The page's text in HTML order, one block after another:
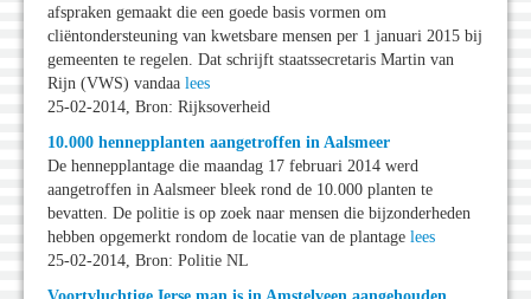
afspraken gemaakt die een goede basis vormen om
cliëntondersteuning van kwetsbare mensen per 1 januari 2015 bij
gemeenten te regelen. Dat schrijft staatssecretaris Martin van
Rijn (VWS) vandaa lees
25-02-2014, Bron: Rijksoverheid
10.000 hennepplanten aangetroffen in Aalsmeer
De hennepplantage die maandag 17 februari 2014 werd
aangetroffen in Aalsmeer bleek rond de 10.000 planten te
bevatten. De politie is op zoek naar mensen die bijzonderheden
hebben opgemerkt rondom de locatie van de plantage lees
25-02-2014, Bron: Politie NL